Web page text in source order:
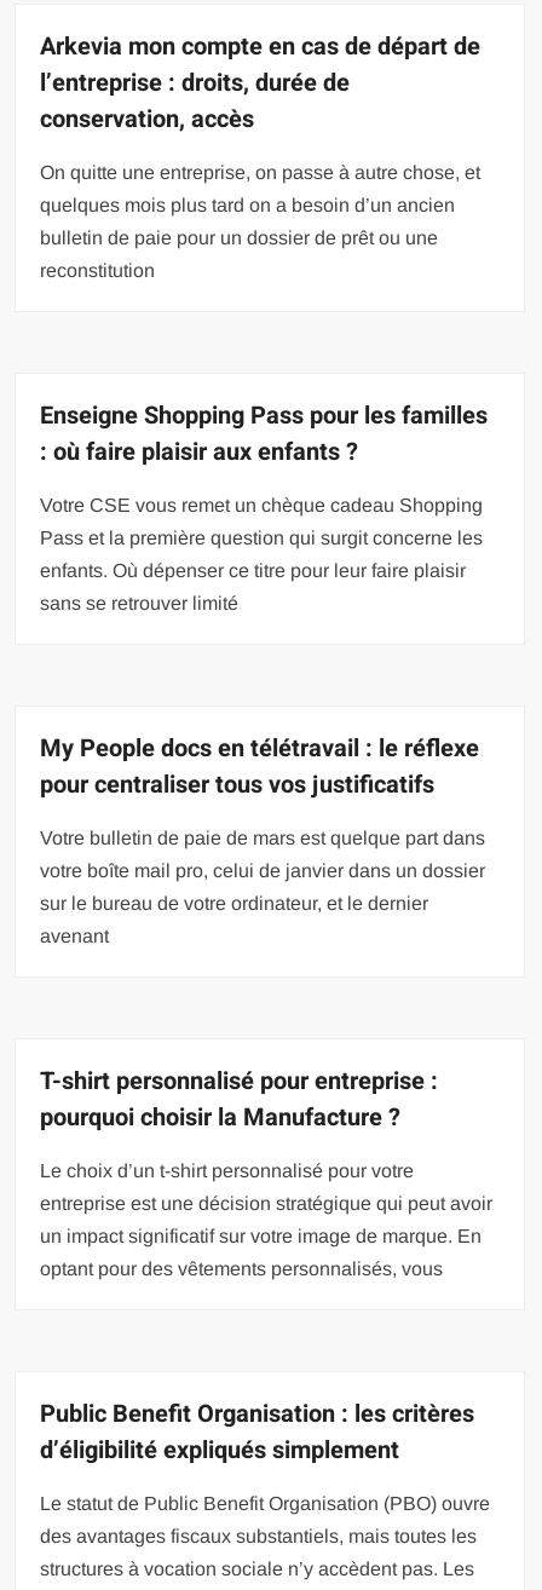
Arkevia mon compte en cas de départ de
l’entreprise : droits, durée de
conservation, accès
On quitte une entreprise, on passe à autre chose, et
quelques mois plus tard on a besoin d’un ancien
bulletin de paie pour un dossier de prêt ou une
reconstitution
Enseigne Shopping Pass pour les familles
: où faire plaisir aux enfants ?
Votre CSE vous remet un chèque cadeau Shopping
Pass et la première question qui surgit concerne les
enfants. Où dépenser ce titre pour leur faire plaisir
sans se retrouver limité
My People docs en télétravail : le réflexe
pour centraliser tous vos justificatifs
Votre bulletin de paie de mars est quelque part dans
votre boîte mail pro, celui de janvier dans un dossier
sur le bureau de votre ordinateur, et le dernier
avenant
T-shirt personnalisé pour entreprise :
pourquoi choisir la Manufacture ?
Le choix d’un t-shirt personnalisé pour votre
entreprise est une décision stratégique qui peut avoir
un impact significatif sur votre image de marque. En
optant pour des vêtements personnalisés, vous
Public Benefit Organisation : les critères
d’éligibilité expliqués simplement
Le statut de Public Benefit Organisation (PBO) ouvre
des avantages fiscaux substantiels, mais toutes les
structures à vocation sociale n’y accèdent pas. Les